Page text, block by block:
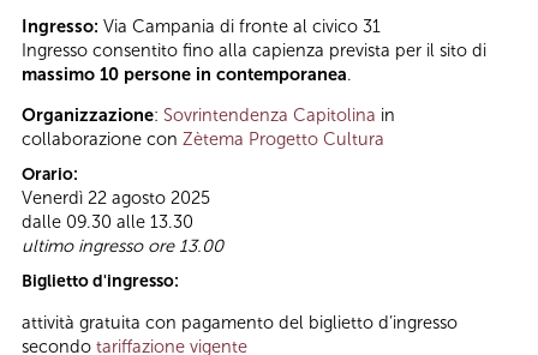
Ingresso: Via Campania di fronte al civico 31
Ingresso consentito fino alla capienza prevista per il sito di
massimo 10 persone in contemporanea.
Organizzazione: Sovrintendenza Capitolina in
collaborazione con Zètema Progetto Cultura
Orario:
Venerdì 22 agosto 2025
dalle 09.30 alle 13.30
ultimo ingresso ore 13.00
Biglietto d'ingresso:
attività gratuita con pagamento del biglietto d’ingresso
secondo tariffazione vigente